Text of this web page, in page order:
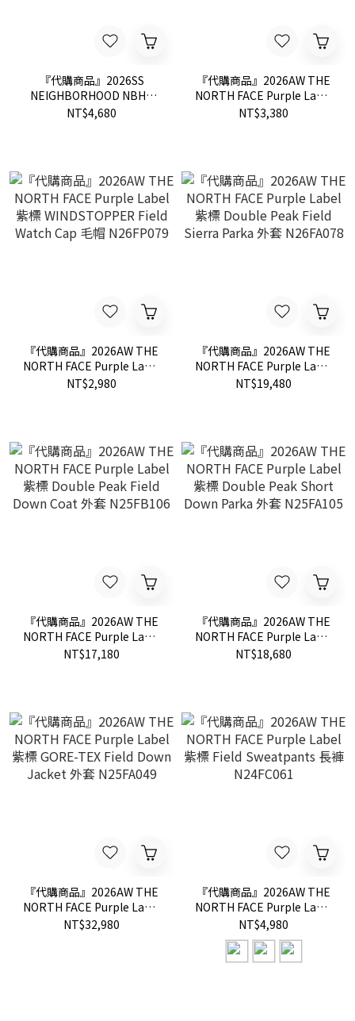
『代購商品』2026SS
NEIGHBORHOOD NBHD
OTW Authentic 44 鞋子
NT$4,680
『代購商品』2026AW THE
NORTH FACE Purple Label
紫標 Stroll Field Watch Cap
NT$3,380
『代購商品』2026AW THE
NORTH FACE Purple Label
紫標 WINDSTOPPER Field
NT$2,980
『代購商品』2026AW THE
NORTH FACE Purple Label
紫標 Double Peak Field
NT$19,480
『代購商品』2026AW THE
NORTH FACE Purple Label
紫標 Double Peak Field
NT$17,180
『代購商品』2026AW THE
NORTH FACE Purple Label
紫標 Double Peak Short
NT$18,680
『代購商品』2026AW THE
NORTH FACE Purple Label
紫標 GORE-TEX Field
NT$32,980
『代購商品』2026AW THE
NORTH FACE Purple Label
紫標 Field Sweatpants 長褲
N24FC061
NT$4,980